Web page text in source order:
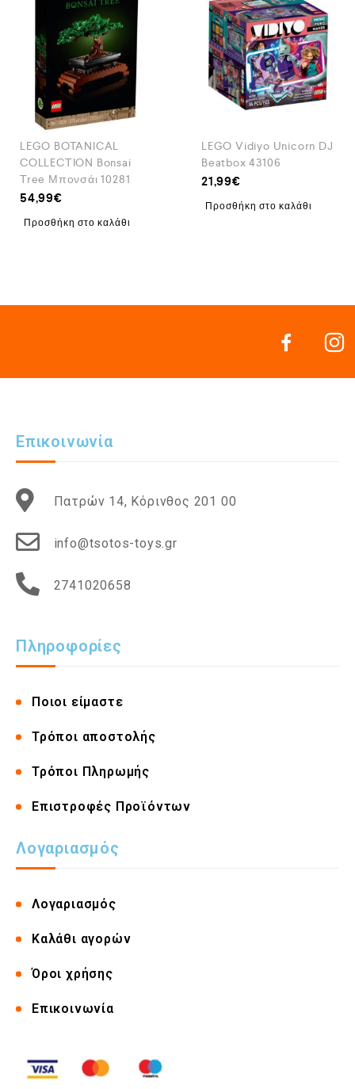
LEGO BOTANICAL
COLLECTION Bonsai
Tree Μπονσάι 10281
54,99€
Προσθήκη στο καλάθι
LEGO Vidiyo Unicorn DJ
Beatbox 43106
21,99€
Προσθήκη στο καλάθι
Επικοινωνία
Πατρών 14, Κόρινθος 201 00
info@tsotos-toys.gr
2741020658
Πληροφορίες
Ποιοι είμαστε
Τρόποι αποστολής
Τρόποι Πληρωμής
Επιστροφές Προϊόντων
Λογαριασμός
Λογαριασμός
Καλάθι αγορών
Όροι χρήσης
Επικοινωνία